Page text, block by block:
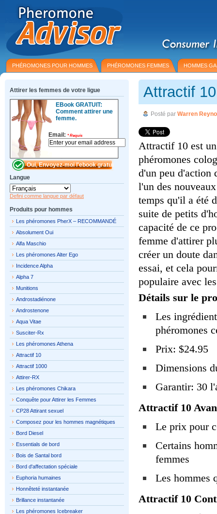
PHÉROMONES POUR HOMMES PHÉROMONES FEMMES HOMMES
Attractif
Posté par Warren
Attractif 10 est
phéromones
d'un peu d'action
l'un des
temps qu'il a été
suite de petits
capacité de ce
femme d'attirer
créer un doute
essai, et cela
populaire avec
Détails sur le
Les
phéromones
Prix: $24.95
Dimensions
Garantir: 30
Attractif 10
Le prix pour
Certains
femmes
Les hommes
Attractif 10
Attirer les femmes de votre ligue
EBook GRATUIT:
Comment attirer une
femme.
Email: *Requis
Langue
Defini comme langue par défaut
Produits pour hommes
Les phéromones PherX – RECOMMANDÉ
Absolument Oui
Alfa Maschio
Les phéromones Alter Ego
Incidence Alpha
Alpha 7
Munitions
Androstadiénone
Androstenone
Aqua Vitae
Susciter-Rx
Les phéromones Athena
Attractif 10
Attractif 1000
Attirer-RX
Les phéromones Chikara
Conquête pour Attirer les Femmes
CP28 Attirant sexuel
Composez pour les hommes magnétiques
Bord Diesel
Essentials de bord
Bois de Santal bord
Bord d'affectation spéciale
Euphoria humaines
Honnêteté instantanée
Brillance instantanée
Les phéromones Icebreaker